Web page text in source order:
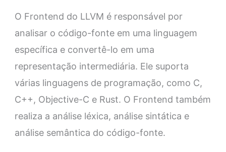
O Frontend do LLVM é responsável por
analisar o código-fonte em uma linguagem
específica e convertê-lo em uma
representação intermediária. Ele suporta
várias linguagens de programação, como C,
C++, Objective-C e Rust. O Frontend também
realiza a análise léxica, análise sintática e
análise semântica do código-fonte.